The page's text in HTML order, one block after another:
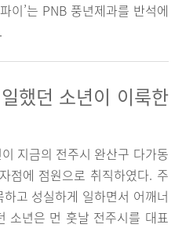
이’는 PNB 풍년제과를 반석에
했던 소년이 이룩한
지금의 전주시 완산구 다가동
점에 점원으로 취직하였다. 주
고 성실하게 일하면서 어깨너
소년은 먼 훗날 전주시를 대표